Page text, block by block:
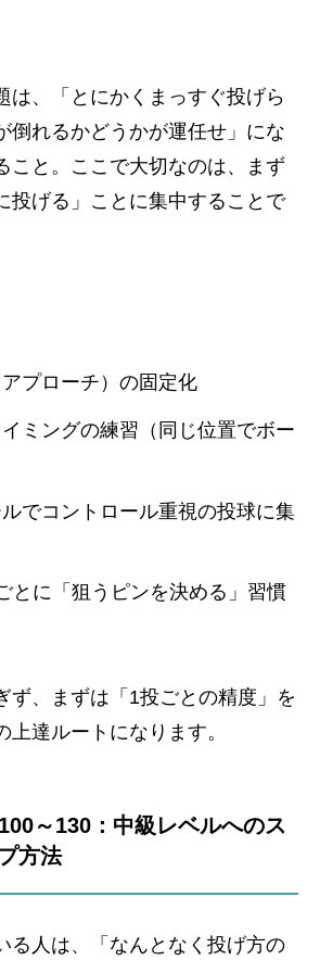
は、「とにかくまっすぐ投げら
倒れるかどうかが運任せ」にな
こと。ここで大切なのは、まず
投げる」ことに集中することで
プローチ）の固定化
ミングの練習（同じ位置でボー
でコントロール重視の投球に集
とに「狙うピンを決める」習慣
ず、まずは「1投ごとの精度」を
上達ルートになります。
～130：中級レベルへのス
方法
る人は、「なんとなく投げ方の